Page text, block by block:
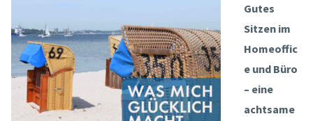
Gutes
Sitzen im
Homeoffic
e und Büro
– eine
achtsame